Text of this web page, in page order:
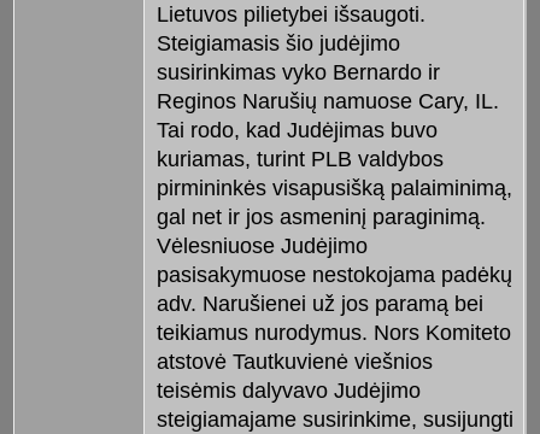
Lietuvos pilietybei išsaugoti.
Steigiamasis šio judėjimo
susirinkimas vyko Bernardo ir
Reginos Narušių namuose Cary, IL.
Tai rodo, kad Judėjimas buvo
kuriamas, turint PLB valdybos
pirmininkės visapusišką palaiminimą,
gal net ir jos asmeninį paraginimą.
Vėlesniuose Judėjimo
pasisakymuose nestokojama padėkų
adv. Narušienei už jos paramą bei
teikiamus nurodymus. Nors Komiteto
atstovė Tautkuvienė viešnios
teisėmis dalyvavo Judėjimo
steigiamajame susirinkime, susijungti